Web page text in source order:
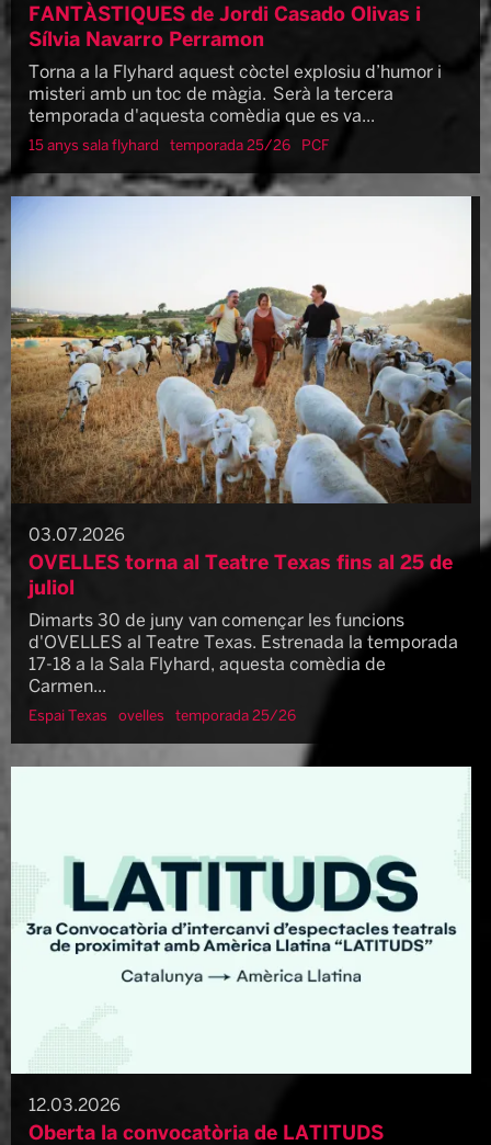
FANTÀSTIQUES de Jordi Casado Olivas i
Sílvia Navarro Perramon
Torna a la Flyhard aquest còctel explosiu d’humor i
misteri amb un toc de màgia. Serà la tercera
temporada d'aquesta comèdia que es va...
15 anys sala flyhard temporada 25/26 PCF
03.07.2026
OVELLES torna al Teatre Texas fins al 25 de
juliol
Dimarts 30 de juny van començar les funcions
d'OVELLES al Teatre Texas. Estrenada la temporada
17-18 a la Sala Flyhard, aquesta comèdia de
Carmen...
Espai Texas ovelles temporada 25/26
12.03.2026
Oberta la convocatòria de LATITUDS